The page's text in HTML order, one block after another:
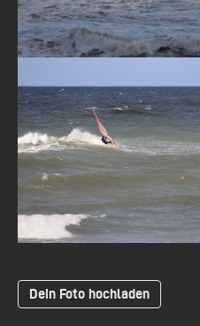
Dein Foto hochladen